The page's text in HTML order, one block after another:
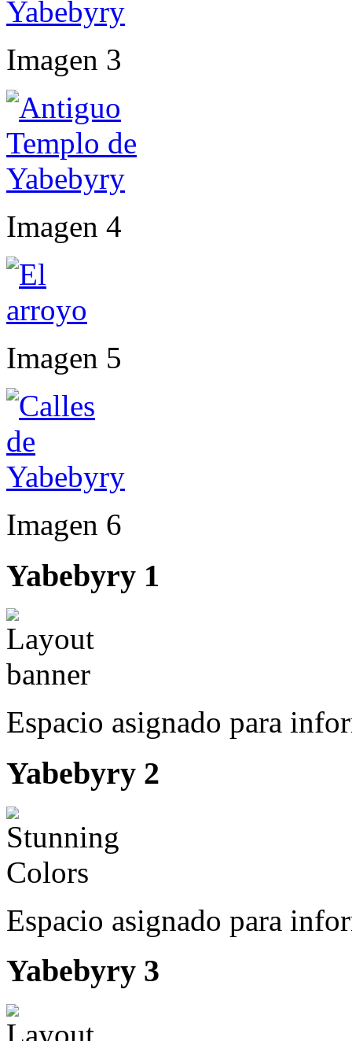
Imagen 3
Imagen 4
Imagen 5
Imagen 6
Yabebyry 1
Espacio asignado para
Yabebyry 2
Espacio asignado para
Yabebyry 3